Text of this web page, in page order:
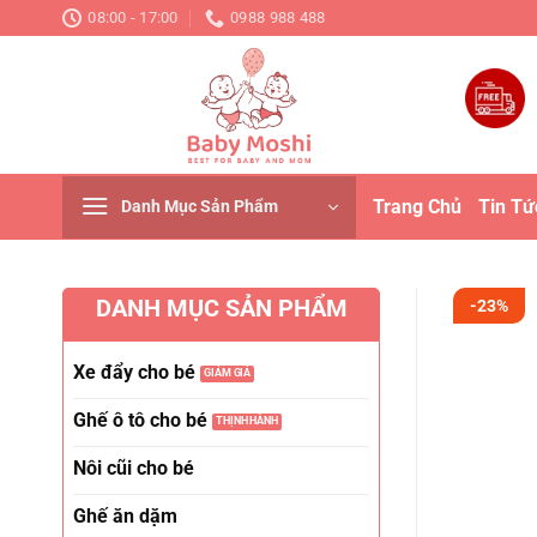
đến
08:00 - 17:00 0988 988 488
Danh Mục Sản Phẩm Trang Chủ Tin
DANH MỤC SẢN PHẨM
Xe đẩy cho bé
Ghế ô tô cho bé
Nôi cũi cho bé
Ghế ăn dặm
-23%